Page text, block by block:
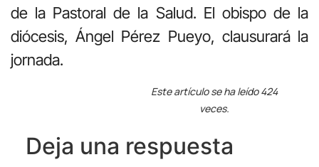
de la Pastoral de la Salud. El obispo de la
diócesis, Ángel Pérez Pueyo, clausurará la
jornada.
Este artículo se ha leído 424
veces.
Deja una respuesta